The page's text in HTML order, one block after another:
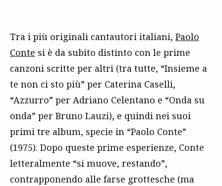
Tra i più originali cantautori italiani, Paolo
Conte si è da subito distinto con le prime
canzoni scritte per altri (tra tutte, “Insieme a
te non ci sto più” per Caterina Caselli,
“Azzurro” per Adriano Celentano e “Onda su
onda” per Bruno Lauzi), e quindi nei suoi
primi tre album, specie in “Paolo Conte”
(1975). Dopo queste prime esperienze, Conte
letteralmente “si muove, restando”,
contrapponendo alle farse grottesche (ma